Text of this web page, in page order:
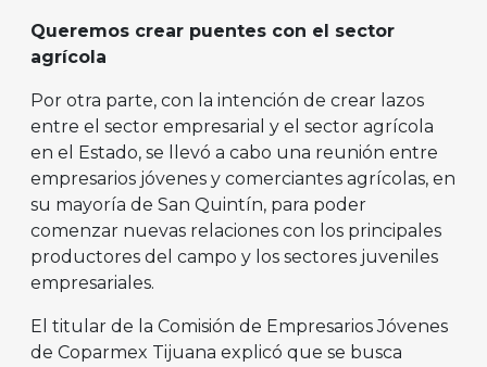
Queremos crear puentes con el sector
agrícola
Por otra parte, con la intención de crear lazos
entre el sector empresarial y el sector agrícola
en el Estado, se llevó a cabo una reunión entre
empresarios jóvenes y comerciantes agrícolas, en
su mayoría de San Quintín, para poder
comenzar nuevas relaciones con los principales
productores del campo y los sectores juveniles
empresariales.
El titular de la Comisión de Empresarios Jóvenes
de Coparmex Tijuana explicó que se busca